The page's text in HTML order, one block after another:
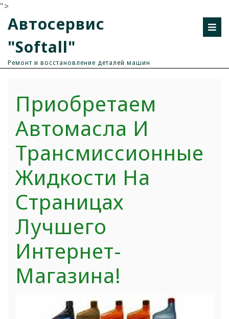
">
Автосервис
"Softall"
Ремонт и восстановление деталей машин
Приобретаем
Автомасла И
Трансмиссионные
Жидкости На
Страницах
Лучшего
Интернет-
Магазина!